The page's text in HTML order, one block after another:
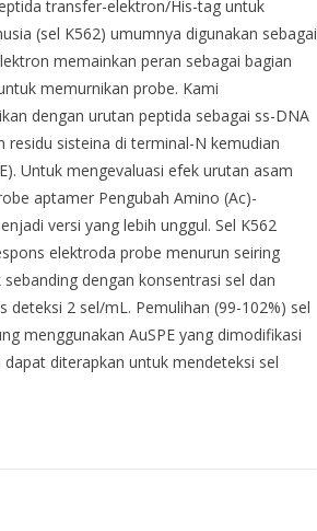
transfer-elektron/His-tag untuk
(sel K562) umumnya digunakan sebagai
memainkan peran sebagai bagian
memurnikan probe. Kami
dengan urutan peptida sebagai ss-DNA
residu sisteina di terminal-N kemudian
Untuk mengevaluasi efek urutan asam
aptamer Pengubah Amino (Ac)-
versi yang lebih unggul. Sel K562
elektroda probe menurun seiring
dengan konsentrasi sel dan
2 sel/mL. Pemulihan (99-102%) sel
menggunakan AuSPE yang dimodifikasi
diterapkan untuk mendeteksi sel